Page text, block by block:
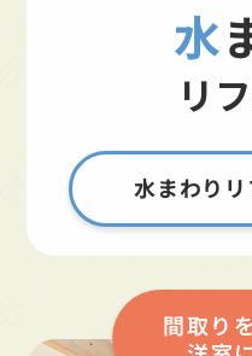
リ
水まわり
間取り